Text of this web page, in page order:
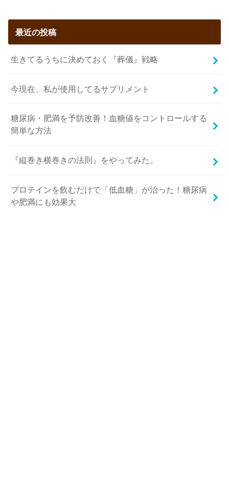
最近の投稿
生きてるうちに決めておく『葬儀』戦略
今現在、私が使用してるサプリメント
糖尿病・肥満を予防改善！血糖値をコントロールする
簡単な方法
『縦巻き横巻きの法則』をやってみた。
プロテインを飲むだけで「低血糖」が治った！糖尿病
や肥満にも効果大